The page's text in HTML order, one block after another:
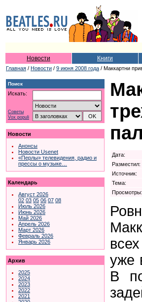
Новости Книги
Главная / Новости / 9 июня 2008 года / Маккартни
Поиск
Искать:
Советы
Vox populi
Новости
Анонсы
Новости Usenet
«Перлы» телевидения, радио и
прессы о музыке…
Календарь
Август 2026
02 03 05 06 07 08
Июль 2026
Июнь 2026
Май 2026
Апрель 2026
Март 2026
Февраль 2026
Январь 2026
Архив
2025
2024
2023
2022
2021
Дата:
Разместил:
Источник:
Тема:
Просмотры:
уже
В